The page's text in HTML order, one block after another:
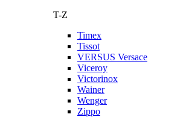
T-Z
Timex
Tissot
VERSUS Versace
Viceroy
Victorinox
Wainer
Wenger
Zippo